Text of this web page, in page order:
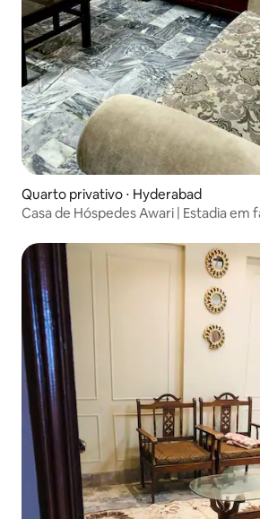
Quarto privativo ⋅ Hyderabad
Casa de Hóspedes Awari | Estadia em